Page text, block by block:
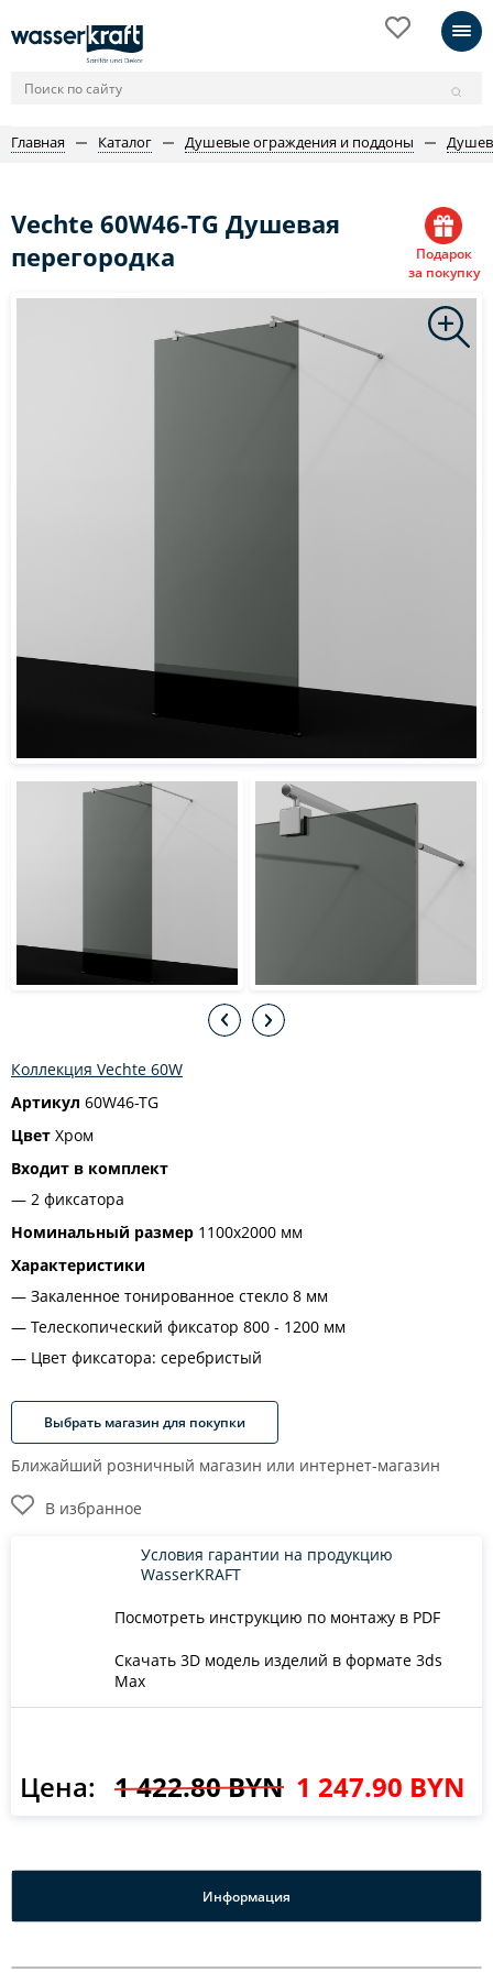
Главная Каталог Душевые ограждения и поддоны
Vechte 60W46-TG Душевая
перегородка
Подарок
за покупку
Коллекция Vechte 60W
Артикул 60W46-TG
Цвет Хром
Входит в комплект
2 фиксатора
Номинальный размер 1100x2000 мм
Характеристики
Закаленное тонированное стекло 8 мм
Телескопический фиксатор 800 - 1200 мм
Цвет фиксатора: серебристый
Выбрать магазин для покупки
Ближайший розничный магазин или интернет-магазин
В избранное
Посмотреть инструкцию по монтажу в PDF
Скачать 3D модель изделий в формате 3ds
Max
Условия гарантии на продукцию
WasserKRAFT
Цена: 1 422.80 BYN 1 247.90 BYN
Информация